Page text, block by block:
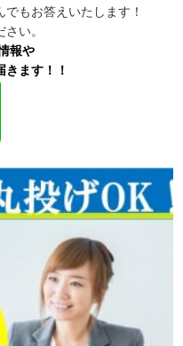
もお答えいたします！
い。
報や
ます！！